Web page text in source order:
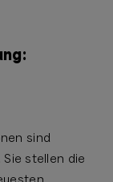
sind
Sie stellen die